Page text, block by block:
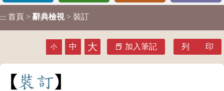
::: 首頁 > 辭典檢視 > 裝訂
小 中 大 加入筆記 列 印
裝 訂